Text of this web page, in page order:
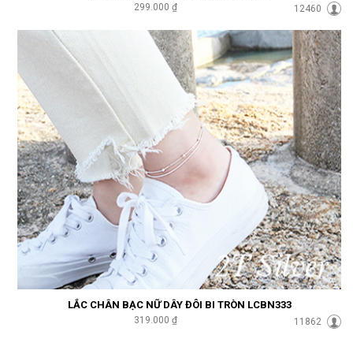
299.000 ₫ 12460
LẮC CHÂN BẠC NỮ DÂY ĐÔI BI TRÒN LCBN333
319.000 ₫ 11862